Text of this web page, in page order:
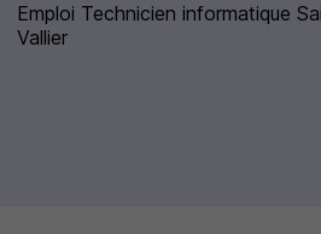
Emploi Technicien informatique
Vallier